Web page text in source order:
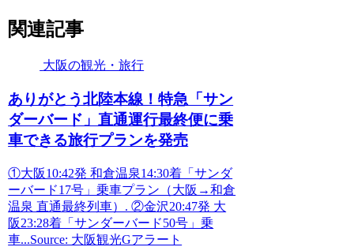
関連記事
大阪の観光・旅行
ありがとう北陸本線！特急「サン
ダーバード」直通運行最終便に乗
車できる旅行プランを発売
①大阪10:42発 和倉温泉14:30着「サンダ
ーバード17号」乗車プラン（大阪→和倉
温泉 直通最終列車）. ②金沢20:47発 大
阪23:28着「サンダーバード50号」乗
車...Source: 大阪観光Gアラート